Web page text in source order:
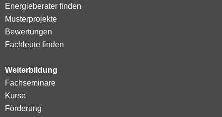
Energieberater finden
Musterprojekte
Bewertungen
Fachleute finden
Weiterbildung
Fachseminare
Kurse
Förderung